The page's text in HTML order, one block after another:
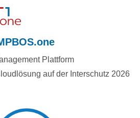
Plattform
auf der Interschutz 2026